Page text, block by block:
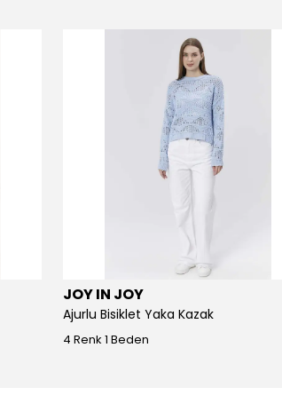
JOY IN JOY
Ajurlu Bisiklet Yaka Kazak
4 Renk 1 Beden